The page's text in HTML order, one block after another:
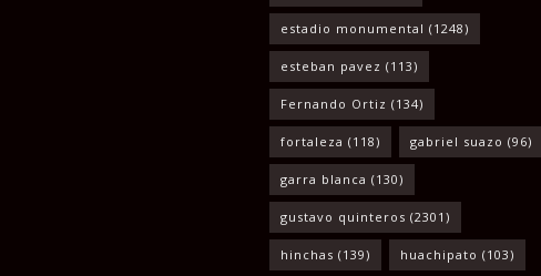
estadio monumental (1248)
esteban pavez (113)
Fernando Ortiz (134)
fortaleza (118) gabriel suazo (96)
garra blanca (130)
gustavo quinteros (2301)
hinchas (139) huachipato (103)